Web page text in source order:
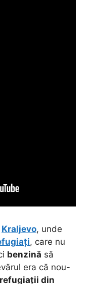
Kraljevo, unde
, care nu
benzină să
era că nou-
din